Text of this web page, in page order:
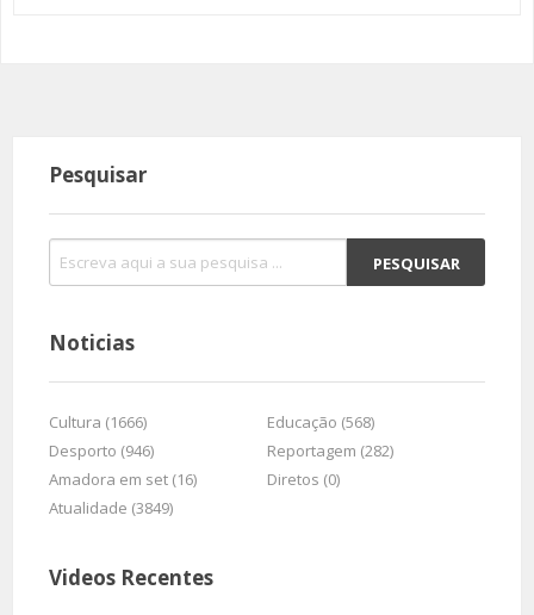
Pesquisar
Noticias
Cultura (1666)
Educação (568)
Desporto (946)
Reportagem (282)
Amadora em set (16)
Diretos (0)
Atualidade (3849)
Videos Recentes